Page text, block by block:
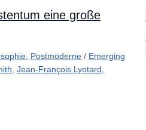
eine große
Postmoderne / Emerging
Jean-François Lyotard